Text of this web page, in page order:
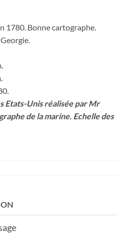
1780. Bonne cartographe.
Etats-Unis réalisée par Mr
de la marine. Echelle des